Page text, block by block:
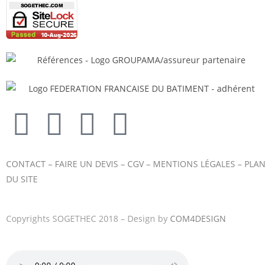
CONTACT – FAIRE UN DEVIS – CGV – MENTIONS LÉGALES – PLAN
DU SITE
Copyrights SOGETHEC 2018 – Design by COM4DESIGN